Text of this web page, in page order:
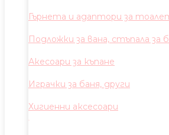
Гърнета и адаптори за
Подложки за вана, стъпала за
Акесоари за къпане
Играчки за баня, други
Хигиенни аксесоари